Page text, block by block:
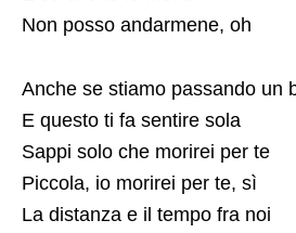
Non posso andarmene, oh
Anche se stiamo passando un
E questo ti fa sentire sola
Sappi solo che morirei per te
Piccola, io morirei per te, sì
La distanza e il tempo fra noi